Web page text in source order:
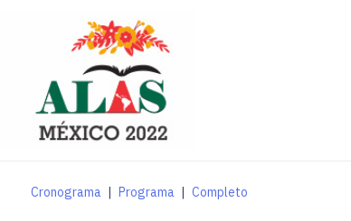
Cronograma | Programa | Completo